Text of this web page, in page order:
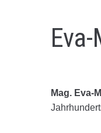
Mag. Eva-